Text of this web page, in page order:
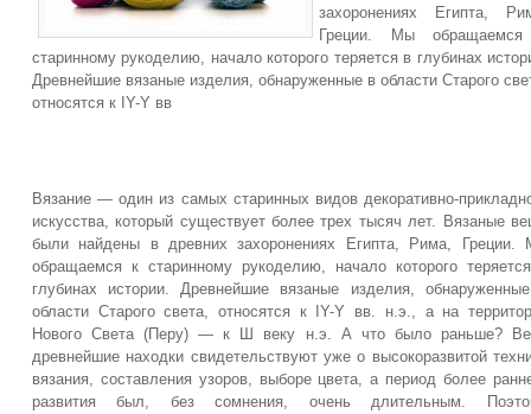
захоронениях Египта,
Греции. Мы
старинному рукоделию, начало которого теряется в глубинах
Древнейшие вязаные изделия, обнаруженные в области Старого
относятся к IY-Y вв
Вязание — один из самых старинных видов декоративно-
искусства, который существует более трех тысяч лет. Вязаные
были найдены в древних захоронениях Египта, Рима, Греции.
обращаемся к старинному рукоделию, начало которого
глубинах истории. Древнейшие вязаные изделия,
области Старого света, относятся к IY-Y вв. н.э., а на
Нового Света (Перу) — к Ш веку н.э. А что было раньше?
древнейшие находки свидетельствуют уже о высокоразвитой
вязания, составления узоров, выборе цвета, а период более
развития был, без сомнения, очень длительным.